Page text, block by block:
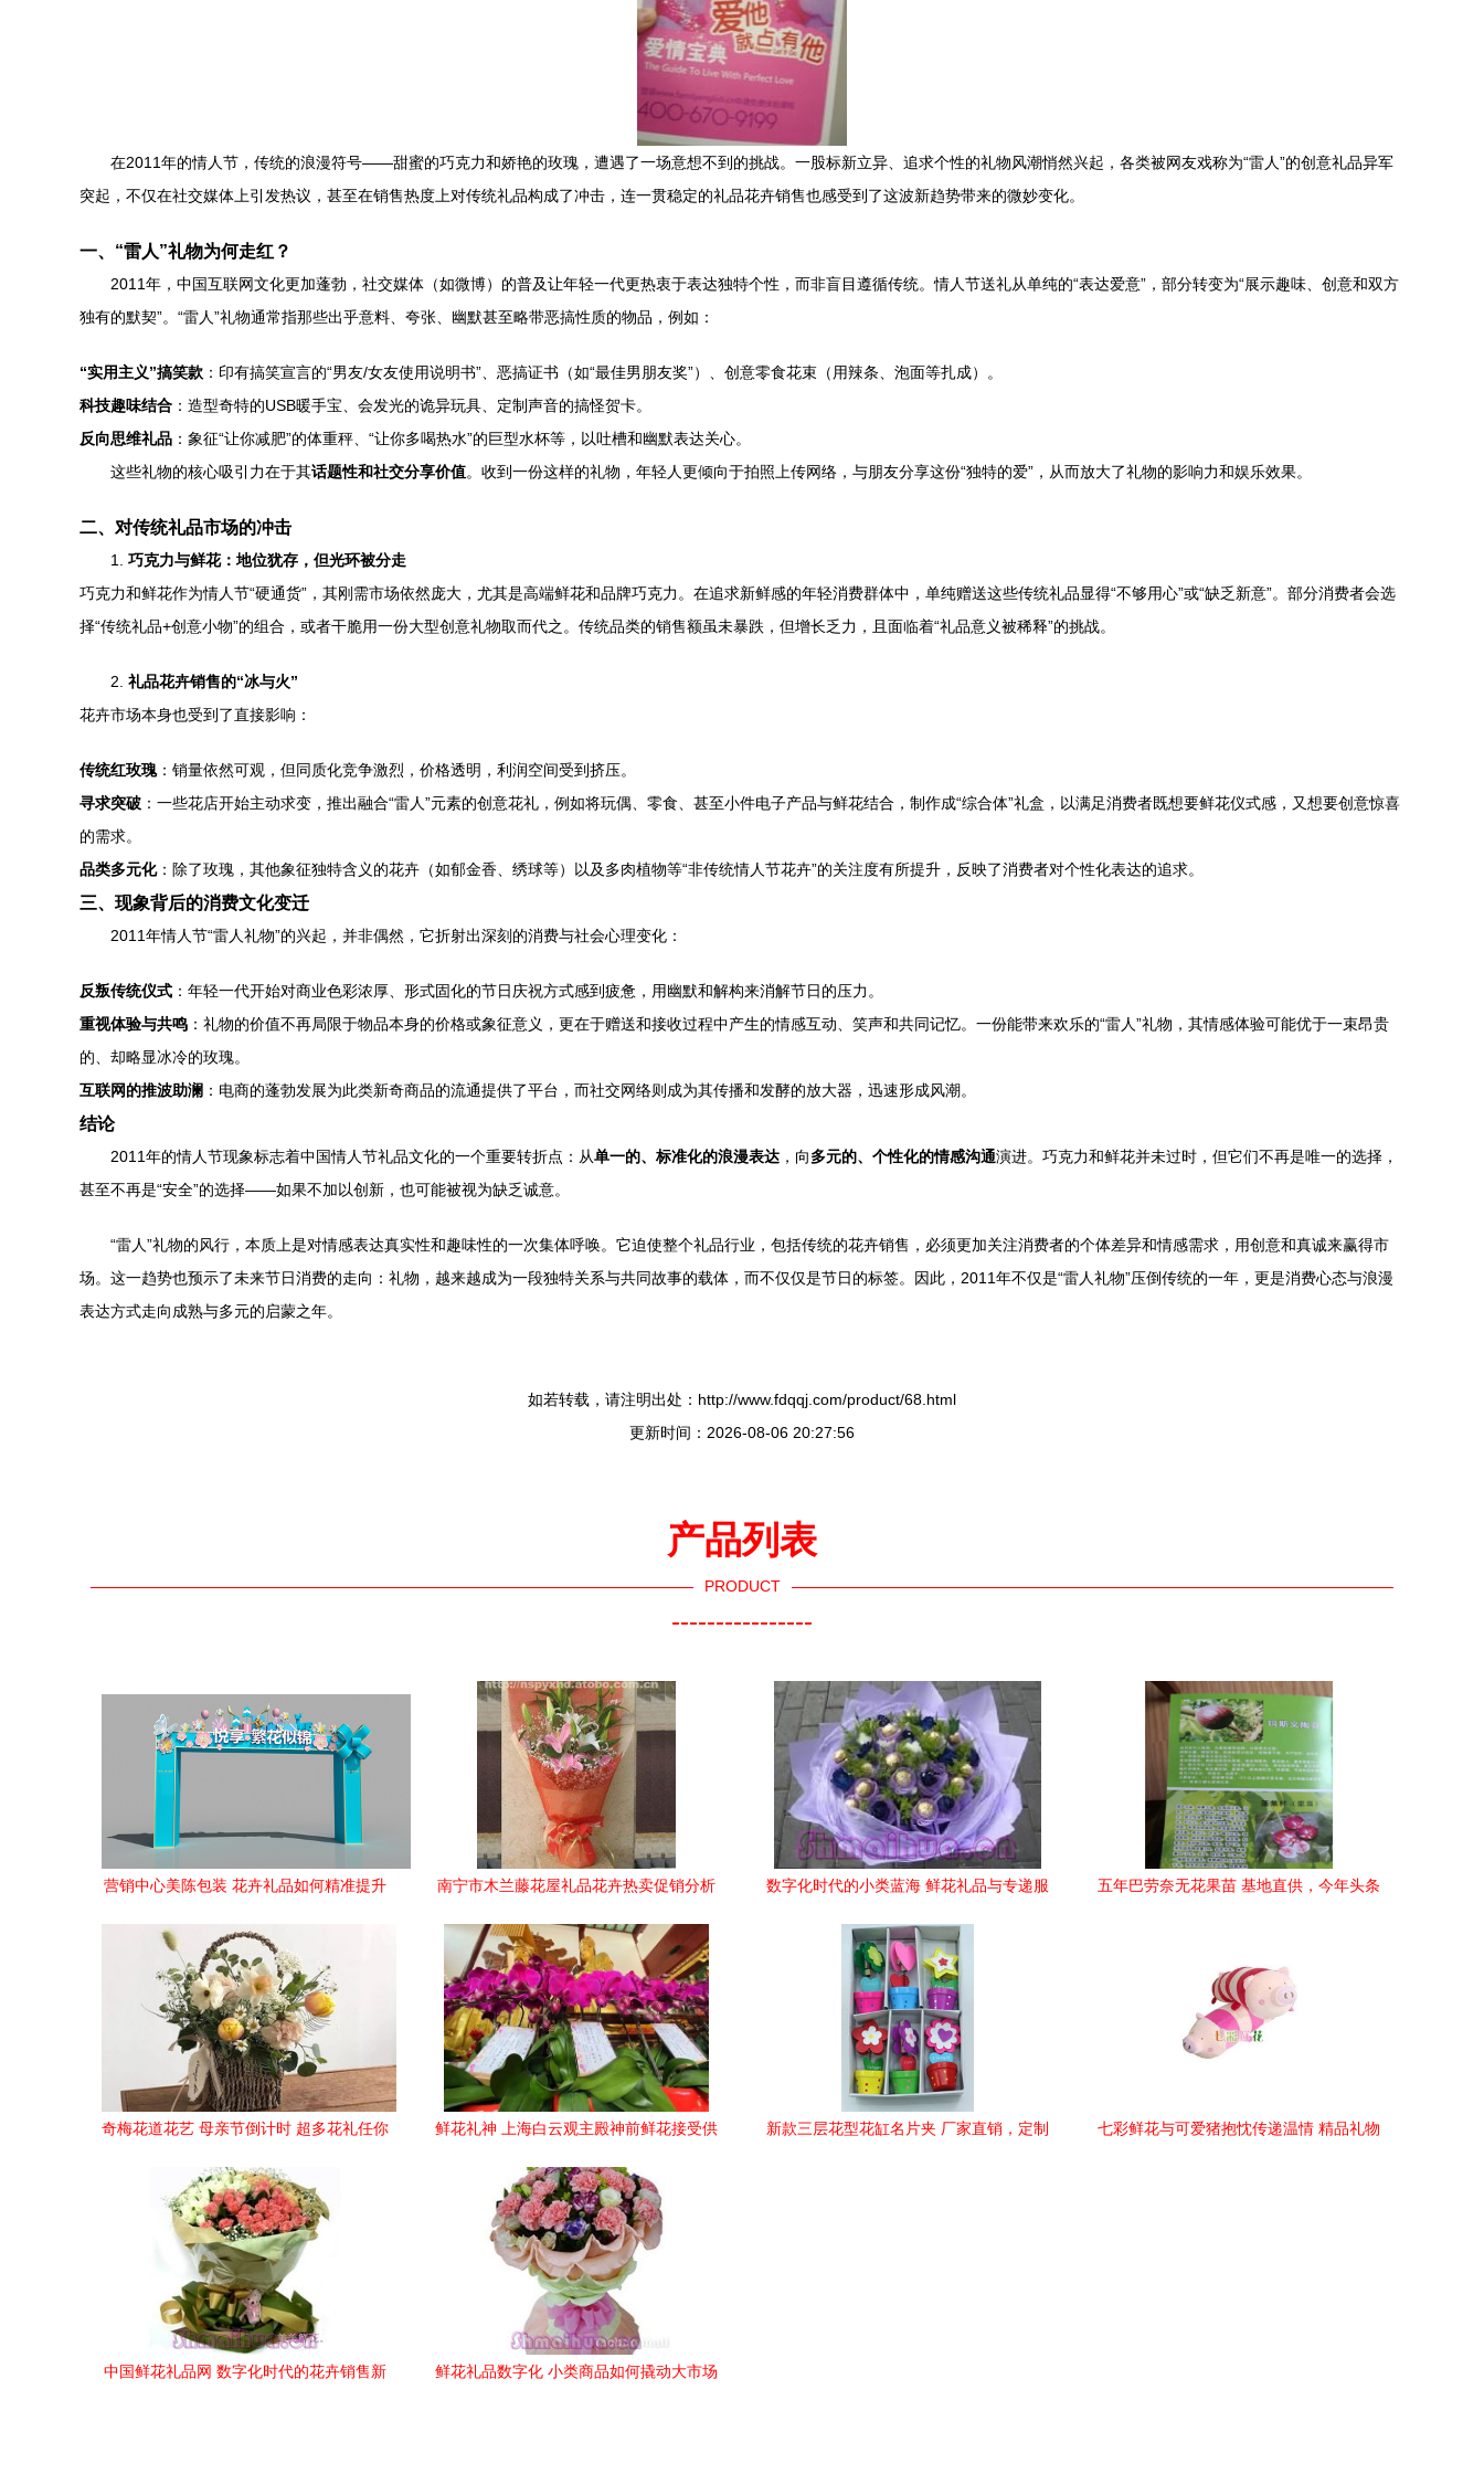
在2011年的情人节，传统的浪漫符号——甜蜜的巧克力和娇艳的玫瑰，遭遇了一场意想不到的挑战。一股标新立异、追求个性的礼物风潮悄然兴起，各类被网友戏称为“雷人”的创意礼品异军
突起，不仅在社交媒体上引发热议，甚至在销售热度上对传统礼品构成了冲击，连一贯稳定的礼品花卉销售也感受到了这波新趋势带来的微妙变化。
一、“雷人”礼物为何走红？
2011年，中国互联网文化更加蓬勃，社交媒体（如微博）的普及让年轻一代更热衷于表达独特个性，而非盲目遵循传统。情人节送礼从单纯的“表达爱意”，部分转变为“展示趣味、创意和双方
独有的默契”。“雷人”礼物通常指那些出乎意料、夸张、幽默甚至略带恶搞性质的物品，例如：
“实用主义”搞笑款 ：印有搞笑宣言的“男友/女友使用说明书”、恶搞证书（如“最佳男朋友奖”）、创意零食花束（用辣条、泡面等扎成）。
科技趣味结合 ：造型奇特的USB暖手宝、会发光的诡异玩具、定制声音的搞怪贺卡。
反向思维礼品 ：象征“让你减肥”的体重秤、“让你多喝热水”的巨型水杯等，以吐槽和幽默表达关心。
这些礼物的核心吸引力在于其话题性和社交分享价值。收到一份这样的礼物，年轻人更倾向于拍照上传网络，与朋友分享这份“独特的爱”，从而放大了礼物的影响力和娱乐效果。
二、对传统礼品市场的冲击
1. 巧克力与鲜花：地位犹存，但光环被分走
巧克力和鲜花作为情人节“硬通货”，其刚需市场依然庞大，尤其是高端鲜花和品牌巧克力。在追求新鲜感的年轻消费群体中，单纯赠送这些传统礼品显得“不够用心”或“缺乏新意”。部分消费者会选
择“传统礼品+创意小物”的组合，或者干脆用一份大型创意礼物取而代之。传统品类的销售额虽未暴跌，但增长乏力，且面临着“礼品意义被稀释”的挑战。
2. 礼品花卉销售的“冰与火”
花卉市场本身也受到了直接影响：
传统红玫瑰：销量依然可观，但同质化竞争激烈，价格透明，利润空间受到挤压。
寻求突破 ：一些花店开始主动求变，推出融合“雷人”元素的创意花礼，例如将玩偶、零食、甚至小件电子产品与鲜花结合，制作成“综合体”礼盒，以满足消费者既想要鲜花仪式感，又想要创意惊喜
的需求。
品类多元化：除了玫瑰，其他象征独特含义的花卉（如郁金香、绣球等）以及多肉植物等“非传统情人节花卉”的关注度有所提升，反映了消费者对个性化表达的追求。
三、现象背后的消费文化变迁
2011年情人节“雷人礼物”的兴起，并非偶然，它折射出深刻的消费与社会心理变化：
反叛传统仪式 ：年轻一代开始对商业色彩浓厚、形式固化的节日庆祝方式感到疲惫，用幽默和解构来消解节日的压力。
重视体验与共鸣 ：礼物的价值不再局限于物品本身的价格或象征意义，更在于赠送和接收过程中产生的情感互动、笑声和共同记忆。一份能带来欢乐的“雷人”礼物，其情感体验可能优于一束昂贵
的、却略显冰冷的玫瑰。
互联网的推波助澜 ：电商的蓬勃发展为此类新奇商品的流通提供了平台，而社交网络则成为其传播和发酵的放大器，迅速形成风潮。
结论
2011年的情人节现象标志着中国情人节礼品文化的一个重要转折点：从单一的、标准化的浪漫表达 ，向多元的、个性化的情感沟通演进。巧克力和鲜花并未过时，但它们不再是唯一的选择，
甚至不再是“安全”的选择——如果不加以创新，也可能被视为缺乏诚意。
“雷人”礼物的风行，本质上是对情感表达真实性和趣味性的一次集体呼唤。它迫使整个礼品行业，包括传统的花卉销售，必须更加关注消费者的个体差异和情感需求，用创意和真诚来赢得市
场。这一趋势也预示了未来节日消费的走向：礼物，越来越成为一段独特关系与共同故事的载体，而不仅仅是节日的标签。因此，2011年不仅是“雷人礼物”压倒传统的一年，更是消费心态与浪漫
表达方式走向成熟与多元的启蒙之年。
如若转载，请注明出处：http://www.fdqqj.com/product/68.html
更新时间：2026-08-06 20:27:56
产品列表
PRODUCT
----------------
营销中心美陈包装 花卉礼品如何精准提升
南宁市木兰藤花屋礼品花卉热卖促销分析
数字化时代的小类蓝海 鲜花礼品与专递服
五年巴劳奈无花果苗 基地直供，今年头条
奇梅花道花艺 母亲节倒计时 超多花礼任你
鲜花礼神 上海白云观主殿神前鲜花接受供
新款三层花型花缸名片夹 厂家直销，定制
七彩鲜花与可爱猪抱忱传递温情 精品礼物
中国鲜花礼品网 数字化时代的花卉销售新
鲜花礼品数字化 小类商品如何撬动大市场